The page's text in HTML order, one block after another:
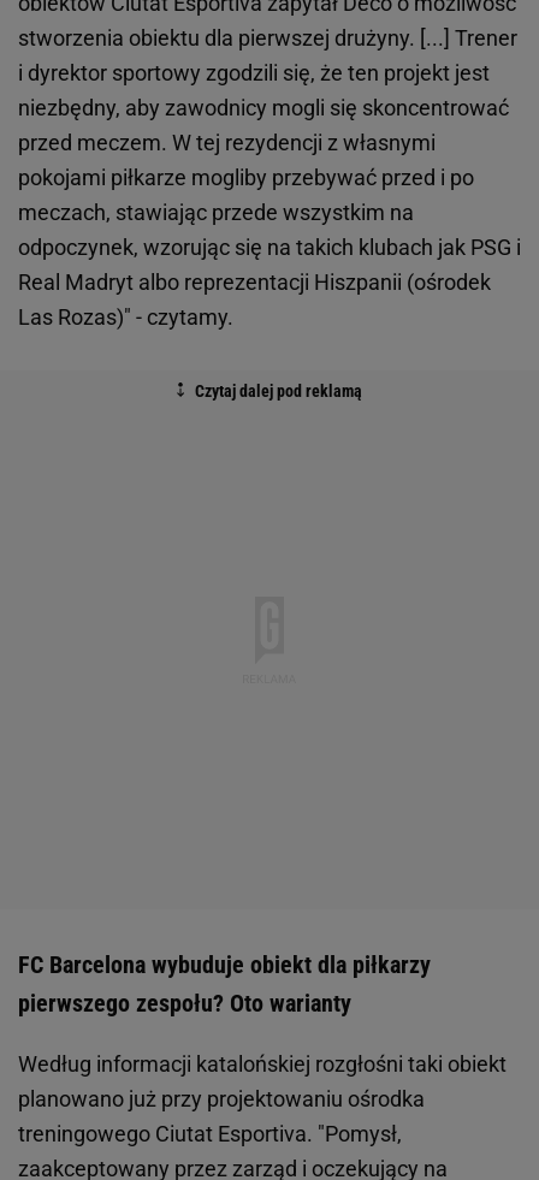
stworzenia obiektu dla pierwszej drużyny. [...] Trener
i dyrektor sportowy zgodzili się, że ten projekt jest
niezbędny, aby zawodnicy mogli się skoncentrować
przed meczem. W tej rezydencji z własnymi
pokojami piłkarze mogliby przebywać przed i po
meczach, stawiając przede wszystkim na
odpoczynek, wzorując się na takich klubach jak PSG i
Real Madryt albo reprezentacji Hiszpanii (ośrodek
Las Rozas)" - czytamy.
FC Barcelona wybuduje obiekt dla piłkarzy
pierwszego zespołu? Oto warianty
Według informacji katalońskiej rozgłośni taki obiekt
planowano już przy projektowaniu ośrodka
treningowego Ciutat Esportiva. "Pomysł,
zaakceptowany przez zarząd i oczekujący na